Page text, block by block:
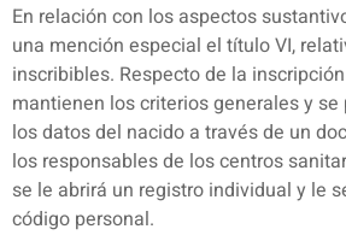
En relación con los aspectos
una mención especial el título VI,
inscribibles. Respecto de la
mantienen los criterios generales y
los datos del nacido a través de un
los responsables de los centros
se le abrirá un registro individual y le
código personal.